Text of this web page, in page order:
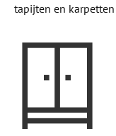
tapijten en karpetten